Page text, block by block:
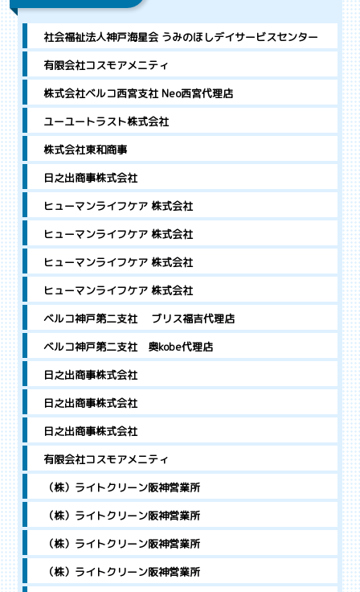
社会福祉法人神戸海星会 うみのほしデイサービスセンター
有限会社コスモアメニティ
株式会社ベルコ西宮支社 Neo西宮代理店
ユーユートラスト株式会社
株式会社東和商事
日之出商事株式会社
ヒューマンライフケア 株式会社
ヒューマンライフケア 株式会社
ヒューマンライフケア 株式会社
ヒューマンライフケア 株式会社
ベルコ神戸第二支社 ブリス福吉代理店
ベルコ神戸第二支社 奥kobe代理店
日之出商事株式会社
日之出商事株式会社
日之出商事株式会社
有限会社コスモアメニティ
（株）ライトクリーン阪神営業所
（株）ライトクリーン阪神営業所
（株）ライトクリーン阪神営業所
（株）ライトクリーン阪神営業所